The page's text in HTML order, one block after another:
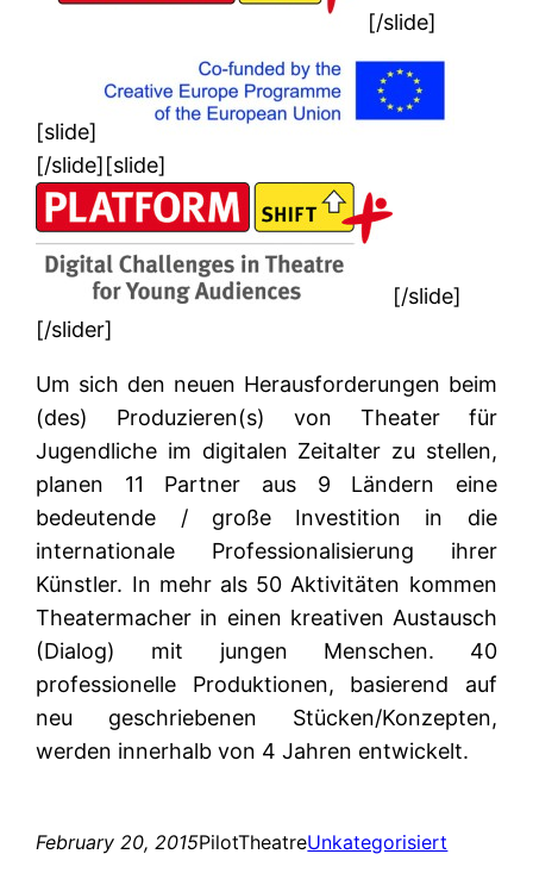
[/slide]
[slide]
[/slide][slide]
[/slide]
[/slider]
Um sich den neuen Herausforderungen beim
(des) Produzieren(s) von Theater für
Jugendliche im digitalen Zeitalter zu stellen,
planen 11 Partner aus 9 Ländern eine
bedeutende / große Investition in die
internationale Professionalisierung ihrer
Künstler. In mehr als 50 Aktivitäten kommen
Theatermacher in einen kreativen Austausch
(Dialog) mit jungen Menschen. 40
professionelle Produktionen, basierend auf
neu geschriebenen Stücken/Konzepten,
werden innerhalb von 4 Jahren entwickelt.
February 20, 2015PilotTheatreUnkategorisiert